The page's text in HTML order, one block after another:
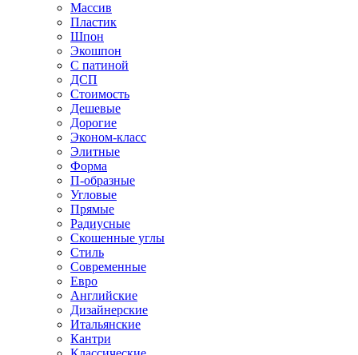
Массив
Пластик
Шпон
Экошпон
С патиной
ДСП
Стоимость
Дешевые
Дорогие
Эконом-класс
Элитные
Форма
П-образные
Угловые
Прямые
Радиусные
Скошенные углы
Стиль
Современные
Евро
Английские
Дизайнерские
Итальянские
Кантри